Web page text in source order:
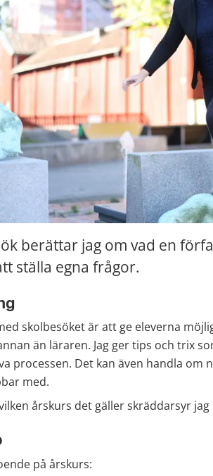
berättar jag om vad en
ställa egna frågor.
skolbesöket är att ge eleverna
än läraren. Jag ger tips och trix
processen. Det kan även handla om
med.
årskurs det gäller skräddarsyr jag
på årskurs: